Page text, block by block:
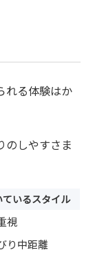
れる体験はか
のしやすさま
ているスタイル
視
り中距離